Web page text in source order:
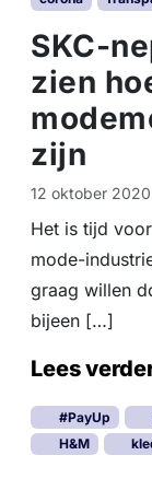
SKC-
zien
zijn
12 oktober 2020
Het is tijd
mode-
graag willen
bijeen […]
Lees
#PayUp
H&M